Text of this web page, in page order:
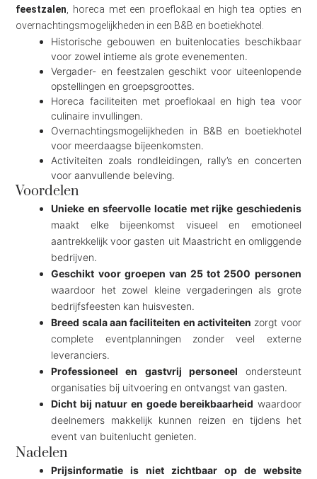
feestzalen , horeca met een proeflokaal en high tea opties en
overnachtingsmogelijkheden in een B&B en boetiekhotel.
Historische gebouwen en buitenlocaties beschikbaar
voor zowel intieme als grote evenementen.
Vergader- en feestzalen geschikt voor uiteenlopende
opstellingen en groepsgroottes.
Horeca faciliteiten met proeflokaal en high tea voor
culinaire invullingen.
Overnachtingsmogelijkheden in B&B en boetiekhotel
voor meerdaagse bijeenkomsten.
Activiteiten zoals rondleidingen, rally’s en concerten
voor aanvullende beleving.
Voordelen
Unieke en sfeervolle locatie met rijke geschiedenis
maakt elke bijeenkomst visueel en emotioneel
aantrekkelijk voor gasten uit Maastricht en omliggende
bedrijven.
Geschikt voor groepen van 25 tot 2500 personen
waardoor het zowel kleine vergaderingen als grote
bedrijfsfeesten kan huisvesten.
Breed scala aan faciliteiten en activiteiten zorgt voor
complete eventplanningen zonder veel externe
leveranciers.
Professioneel en gastvrij personeel ondersteunt
organisaties bij uitvoering en ontvangst van gasten.
Dicht bij natuur en goede bereikbaarheid waardoor
deelnemers makkelijk kunnen reizen en tijdens het
event van buitenlucht genieten.
Nadelen
Prijsinformatie is niet zichtbaar op de website